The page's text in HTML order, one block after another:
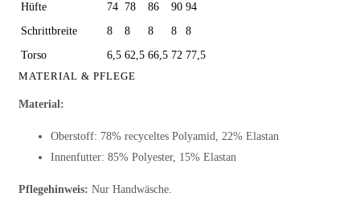
Hüfte
74 78 86 90 94
Schrittbreite
8 8 8 8
8
Torso
6,5 62,5 66,5 72 77,5
MATERIAL & PFLEGE
Material:
Oberstoff: 78% recyceltes Polyamid, 22% Elastan
Innenfutter: 85% Polyester, 15% Elastan
Pflegehinweis: Nur Handwäsche.